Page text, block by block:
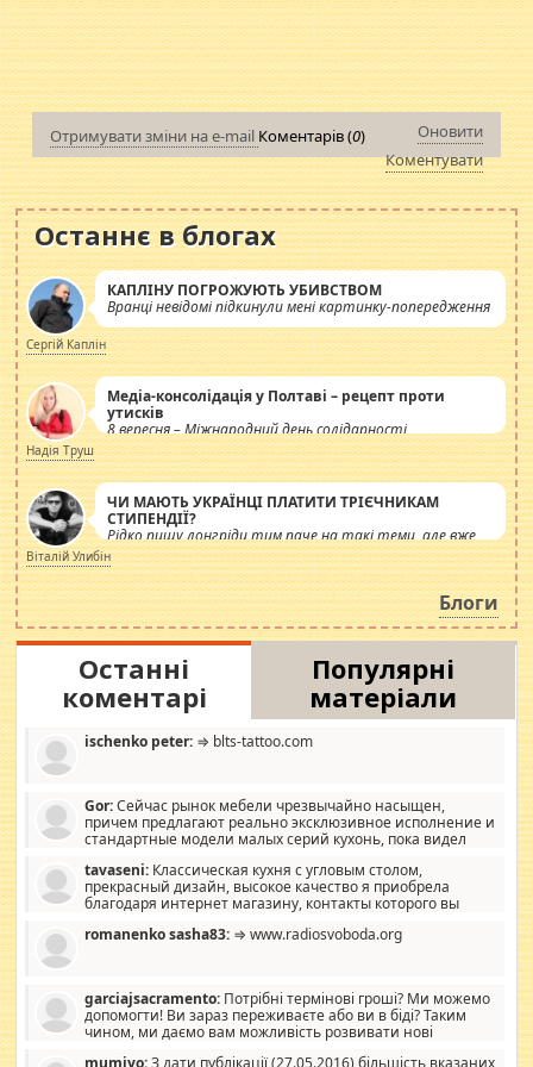
Отримувати зміни на e-mail Коментарів (0)
Оновити
Коментувати
Останнє в блогах
КАПЛІНУ ПОГРОЖУЮТЬ УБИВСТВОМ
Вранці невідомі підкинули мені картинку-попередження
Сергій Каплін
Медіа-консолідація у Полтаві – рецепт проти
утисків
8 вересня – Міжнародний день солідарності
журналістів.
Надія Труш
ЧИ МАЮТЬ УКРАЇНЦІ ПЛАТИТИ ТРІЄЧНИКАМ
СТИПЕНДІЇ?
Рідко пишу лонгріди тим паче на такі теми, але вже
просто дістало! Обурюють сьогоднішні інсенуації
навколо стипендіального питання. Штучно
роздувається ще одна соціальна катастрофа.
Віталій Улибін
Блоги
Останні
коментарі
Популярні
матеріали
ischenko peter: ⇒ blts-tattoo.com
Gor:Сейчас рынок мебели чрезвычайно насыщен,
причем предлагают реально эксклюзивное исполнение и
стандартные модели малых серий кухонь, пока видел
стандартные формы, в MebelOk, креативненько и что главное -
со вкусом все в порядке, без ненужных наворотов удорожающих
мебель, а это не последний фактор.
tavaseni: Классическая кухня с угловым столом,
прекрасный дизайн, высокое качество я приобрела
благодаря интернет магазину, контакты которого вы
romanenko sasha83: ⇒ www.radiosvoboda.org
garciajsacramento: Потрібні термінові гроші? Ми можемо
допомогти! Ви зараз переживаєте або ви в біді? Таким
чином, ми даємо вам можливість розвивати нові
mumiyo:З дати публікації (27.05.2016) більшість вказаних